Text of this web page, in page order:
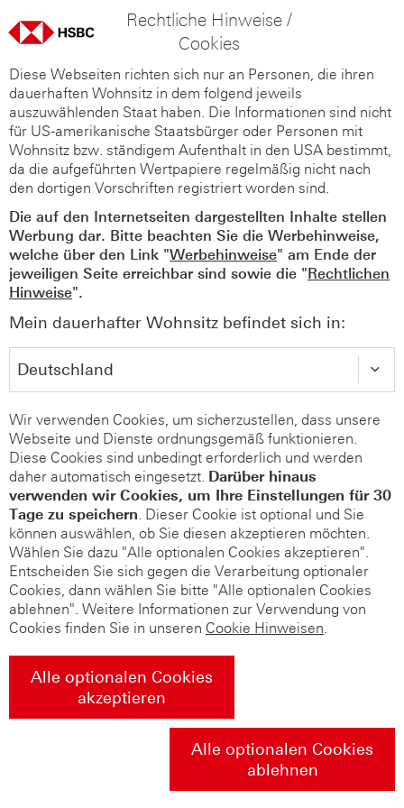
Rechtliche Hinweise /
Cookies
Diese Webseiten richten sich nur an Personen, die ihren
dauerhaften Wohnsitz in dem folgend jeweils
auszuwählenden Staat haben. Die Informationen sind nicht
für US-amerikanische Staatsbürger oder Personen mit
Wohnsitz bzw. ständigem Aufenthalt in den USA bestimmt,
da die aufgeführten Wertpapiere regelmäßig nicht nach
den dortigen Vorschriften registriert worden sind.
Die auf den Internetseiten dargestellten Inhalte stellen
Werbung dar. Bitte beachten Sie die Werbehinweise,
welche über den Link "Werbehinweise" am Ende der
jeweiligen Seite erreichbar sind sowie die "Rechtlichen
Hinweise".
Mein dauerhafter Wohnsitz befindet sich in:
Wir verwenden Cookies, um sicherzustellen, dass unsere
Webseite und Dienste ordnungsgemäß funktionieren.
Diese Cookies sind unbedingt erforderlich und werden
daher automatisch eingesetzt. Darüber hinaus
verwenden wir Cookies, um Ihre Einstellungen für 30
Tage zu speichern. Dieser Cookie ist optional und Sie
können auswählen, ob Sie diesen akzeptieren möchten.
Wählen Sie dazu "Alle optionalen Cookies akzeptieren".
Entscheiden Sie sich gegen die Verarbeitung optionaler
Cookies, dann wählen Sie bitte "Alle optionalen Cookies
ablehnen". Weitere Informationen zur Verwendung von
Cookies finden Sie in unseren Cookie Hinweisen.
Alle optionalen Cookies
akzeptieren
Alle optionalen Cookies
ablehnen